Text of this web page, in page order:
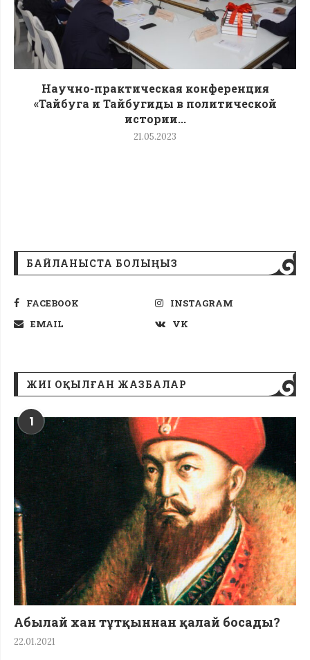
Научно-практическая конференция
«Тайбуга и Тайбугиды в политической
истории...
21.05.2023
БАЙЛАНЫСТА БОЛЫҢЫЗ
FACEBOOK
INSTAGRAM
EMAIL
VK
ЖИІ ОҚЫЛҒАН ЖАЗБАЛАР
1
Абылай хан тұтқыннан қалай босады?
22.01.2021